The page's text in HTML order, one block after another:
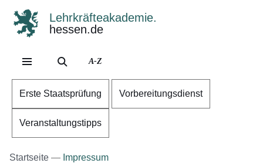
Lehrkräfteakademie.
hessen.de
A-Z
Erste Staatsprüfung Vorbereitungsdienst
Veranstaltungstipps
Startseite Impressum